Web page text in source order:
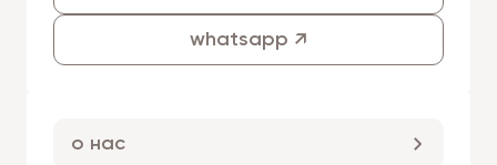
whatsapp ↗
о нас